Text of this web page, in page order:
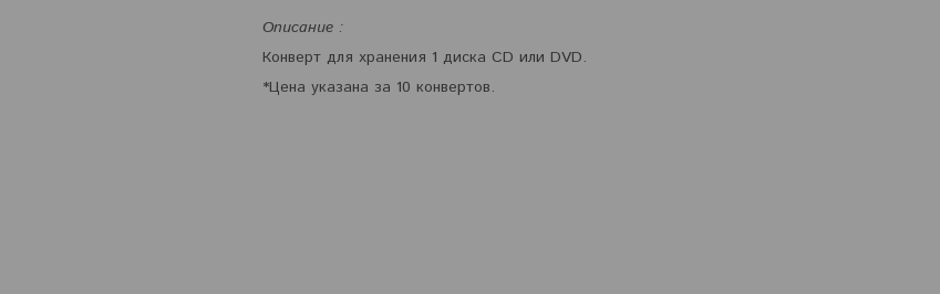
Описание :
Конверт для хранения 1 диска CD или DVD.
*Цена указана за 10 конвертов.